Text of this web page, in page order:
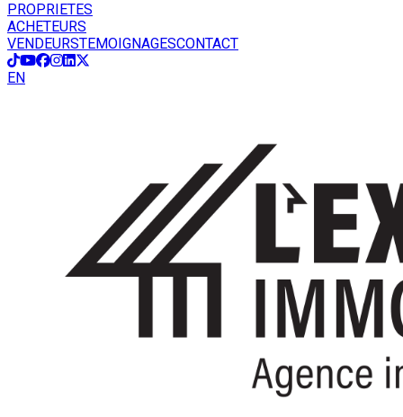
PROPRIETES
ACHETEURS
VENDEURSTEMOIGNAGESCONTACT
EN